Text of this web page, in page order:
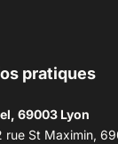
pratiques
69003 Lyon
rue St Maximin,